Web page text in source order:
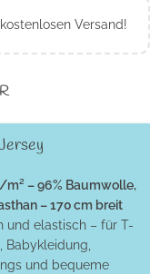
Versand!
m² – 96% Baumwolle,
– 170 cm breit
und elastisch – für T-
Babykleidung,
und bequeme